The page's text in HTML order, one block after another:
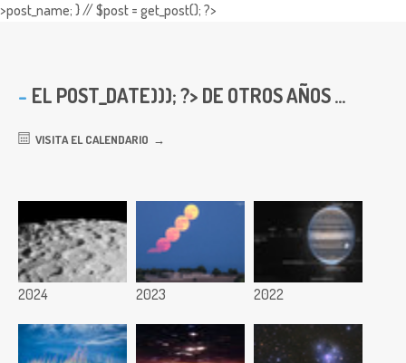
>post_name; } // $post = get_post(); ?>
EL POST_DATE))); ?> DE OTROS AÑOS ...
VISITA EL CALENDARIO
2024 2023 2022